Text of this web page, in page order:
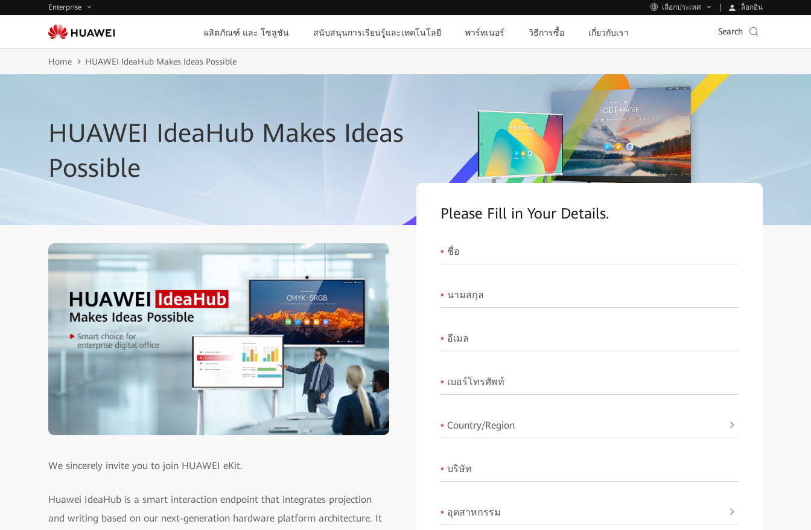
Enterprise เลือกประเทศ ล็อกอิน
ผลิตภัณฑ์ และ โซลูชัน สนับสนุนการเรียนรู้และเทคโนโลยี พาร์ทเนอร์ วิธีการซื้อ เกี่ยวกับเรา Search
Home HUAWEI IdeaHub Makes Ideas Possible
HUAWEI IdeaHub Makes Ideas
Possible
We sincerely invite you to join HUAWEI eKit.
Huawei IdeaHub is a smart interaction endpoint that integrates projection
and writing based on our next-generation hardware platform architecture. It
Please Fill in Your Details.
* ชื่อ
* นามสกุล
* อีเมล
* เบอร์โทรศัพท์
* Country/Region
* บริษัท
* อุตสาหกรรม